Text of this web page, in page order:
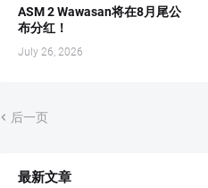
ASM 2 Wawasan将在8月尾公
布分红！
July 26, 2026
后一页
最新文章